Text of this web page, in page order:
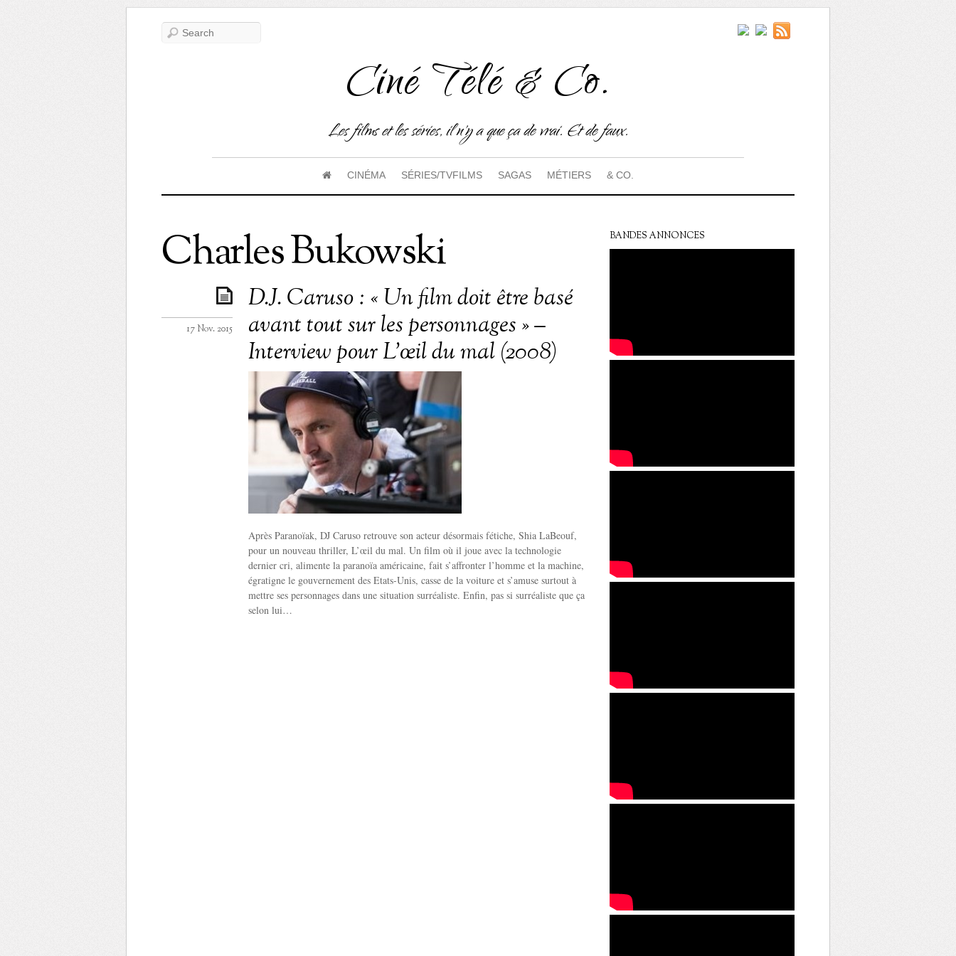
Ciné Télé & Co.
Les films et les séries, il n'y a que ça de vrai. Et de faux.
CINÉMA SÉRIES/TVFILMS SAGAS MÉTIERS & CO.
Charles Bukowski
D.J. Caruso : « Un film doit être basé
avant tout sur les personnages » –
Interview pour L’œil du mal (2008)
17 Nov. 2015
Après Paranoïak, DJ Caruso retrouve son acteur désormais fétiche, Shia LaBeouf,
pour un nouveau thriller, L’œil du mal. Un film où il joue avec la technologie
dernier cri, alimente la paranoïa américaine, fait s’affronter l’homme et la machine,
égratigne le gouvernement des Etats-Unis, casse de la voiture et s’amuse surtout à
mettre ses personnages dans une situation surréaliste. Enfin, pas si surréaliste que ça
selon lui…
BANDES ANNONCES